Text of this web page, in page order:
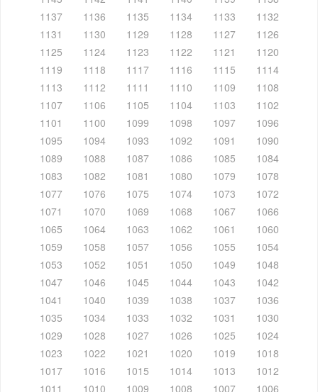
1137
1136 1135 1134 1133
1132
1131
1130 1129 1128 1127
1126
1125
1124 1123 1122 1121
1120
1119
1118 1117 1116 1115
1114
1113
1112 1111 1110 1109
1108
1107
1106 1105 1104 1103
1102
1101
1100 1099 1098 1097
1096
1095
1094 1093 1092 1091
1090
1089
1088 1087 1086 1085
1084
1083
1082 1081 1080 1079
1078
1077
1076 1075 1074 1073
1072
1071
1070 1069 1068 1067
1066
1065
1064 1063 1062 1061
1060
1059
1058 1057 1056 1055
1054
1053
1052 1051 1050 1049
1048
1047
1046 1045 1044 1043
1042
1041
1040 1039 1038 1037
1036
1035
1034 1033 1032 1031
1030
1029
1028 1027 1026 1025
1024
1023
1022 1021 1020 1019
1018
1017
1016 1015 1014 1013
1012
1011
1010 1009 1008 1007
1006